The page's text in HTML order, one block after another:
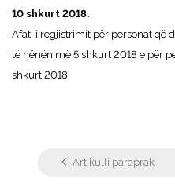
10 shkurt 2018.
Afati i regjistrimit për personat që
të hënën më 5 shkurt 2018 e për
shkurt 2018.
Artikulli paraprak